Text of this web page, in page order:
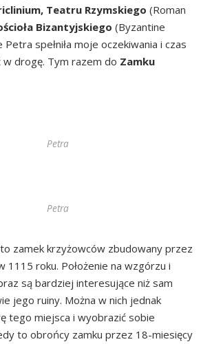
Teatru Rzymskiego (Roman
Bizantyjskiego (Byzantine
Petra spełniła moje oczekiwania i czas
drogę. Tym razem do Zamku
Petra
Petra
to zamek krzyżowców zbudowany przez
1115 roku. Położenie na wzgórzu i
są bardziej interesujące niż sam
jego ruiny. Można w nich jednak
tego miejsca i wyobrazić sobie
to obrońcy zamku przez 18-miesięcy